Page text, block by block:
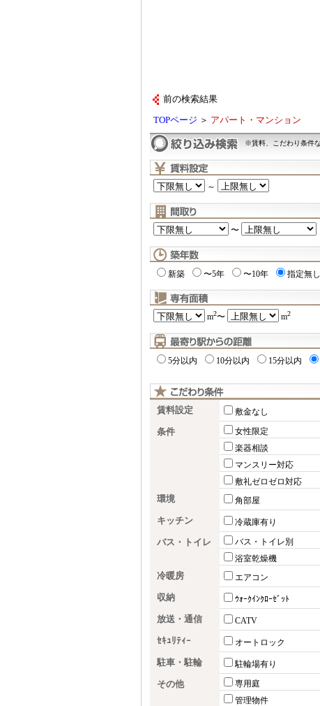
前の検索結果
TOPページ ＞ アパート・マンション
※賃料、こだわり条件
～
〜
新築 〜5年 〜10年 指定無し
m2〜 m2
5分以内 10分以内 15分以内
賃料設定 敷金なし
条件 女性限定
楽器相談
マンスリー対応
敷礼ゼロゼロ対応
環境 角部屋
キッチン 冷蔵庫有り
バス・トイレ バス・トイレ別
浴室乾燥機
冷暖房 エアコン
収納 ｳｫｰｸｲﾝｸﾛｰｾﾞｯﾄ
放送・通信 CATV
ｾｷｭﾘﾃｨｰ オートロック
駐車・駐輪 駐輪場有り
その他 専用庭
管理物件